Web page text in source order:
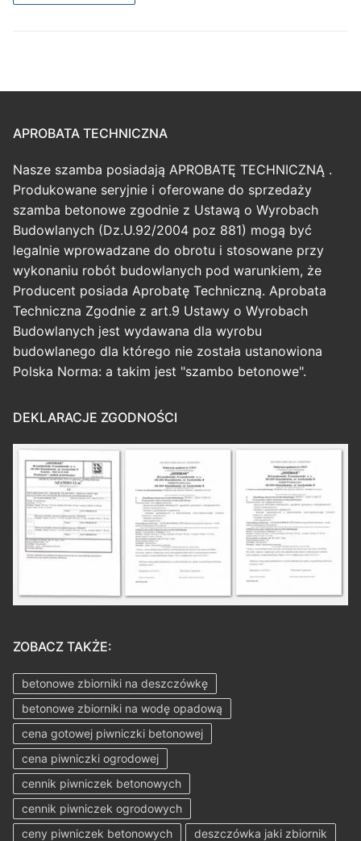
APROBATA TECHNICZNA
Nasze szamba posiadają APROBATĘ TECHNICZNĄ .
Produkowane seryjnie i oferowane do sprzedaży
szamba betonowe zgodnie z Ustawą o Wyrobach
Budowlanych (Dz.U.92/2004 poz 881) mogą być
legalnie wprowadzane do obrotu i stosowane przy
wykonaniu robót budowlanych pod warunkiem, że
Producent posiada Aprobatę Techniczną. Aprobata
Techniczna Zgodnie z art.9 Ustawy o Wyrobach
Budowlanych jest wydawana dla wyrobu
budowlanego dla którego nie została ustanowiona
Polska Norma: a takim jest "szambo betonowe".
DEKLARACJE ZGODNOŚCI
ZOBACZ TAKŻE:
betonowe zbiorniki na deszczówkę
betonowe zbiorniki na wodę opadową
cena gotowej piwniczki betonowej
cena piwniczki ogrodowej
cennik piwniczek betonowych
cennik piwniczek ogrodowych
ceny piwniczek betonowych
deszczówka jaki zbiornik